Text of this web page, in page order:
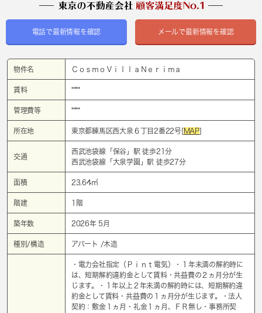
電話で最新情報を確認 メールで最新情報を確認
物件名 ＣｏｓｍｏＶｉｌｌａＮｅｒｉｍａ
賃料 ****
管理費等 ****
所在地 東京都練馬区西大泉６丁目2番22号[MAP]
交通
西武池袋線「 保谷 」駅 徒歩21分
西武池袋線「 大泉学園 」駅 徒歩27分
面積 23.64㎡
階建 1階
築年数 2026年 5月
種別/構造 アパート /木造
・電力会社指定（Ｐｉｎｔ電気）・１年未満の解約時に
は、短期解約違約金として賃料・共益費の２ヵ月分が生
じます。・１年以上２年未満の解約時には、短期解約違
約金として賃料・共益費の１ヵ月分が生じます。・法人
契約：敷金１ヵ月・礼金１ヵ月、ＦＲ無し・事務所契